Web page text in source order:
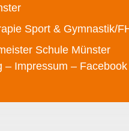
Sport & Gymnastik/
Schule Münster
– Impressum – Facebook